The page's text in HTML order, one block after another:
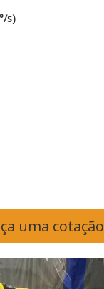
s)
uma cotação